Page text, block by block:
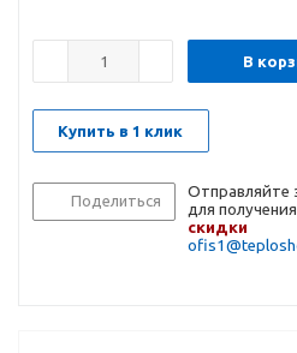
В
Купить в 1 клик
Поделиться
Отправляйте
для получения
скидки